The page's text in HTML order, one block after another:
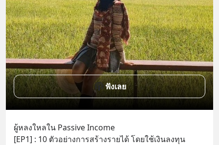
ฟังเลย
ผู้หลงใหลใน Passive Income
[EP1] : 10 ตัวอย่างการสร้างรายได้ โดยใช้เงินลงทุน